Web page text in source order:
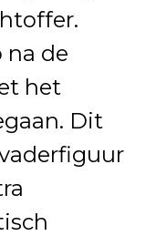
na de
het
Dit